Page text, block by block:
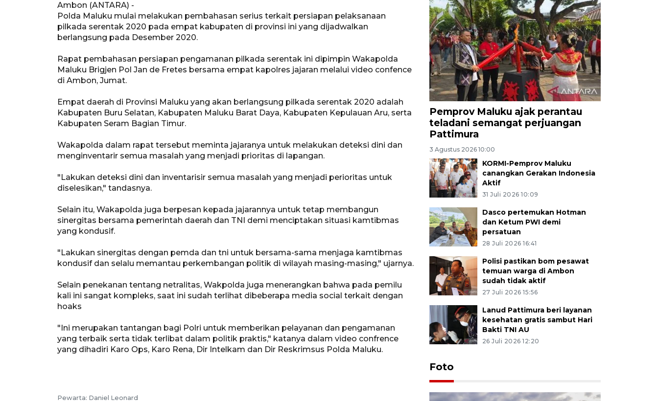
Ambon (ANTARA) -
Polda Maluku mulai melakukan pembahasan serius terkait persiapan pelaksanaan
pilkada serentak 2020 pada empat kabupaten di provinsi ini yang dijadwalkan
berlangsung pada Desember 2020.
Rapat pembahasan persiapan pengamanan pilkada serentak ini dipimpin Wakapolda
Maluku Brigjen Pol Jan de Fretes bersama empat kapolres jajaran melalui video confence
di Ambon, Jumat.
Empat daerah di Provinsi Maluku yang akan berlangsung pilkada serentak 2020 adalah
Kabupaten Buru Selatan, Kabupaten Maluku Barat Daya, Kabupaten Kepulauan Aru, serta
Kabupaten Seram Bagian Timur.
Wakapolda dalam rapat tersebut meminta jajaranya untuk melakukan deteksi dini dan
menginventarir semua masalah yang menjadi prioritas di lapangan.
"Lakukan deteksi dini dan inventarisir semua masalah yang menjadi perioritas untuk
diselesikan," tandasnya.
Selain itu, Wakapolda juga berpesan kepada jajarannya untuk tetap membangun
sinergitas bersama pemerintah daerah dan TNI demi menciptakan situasi kamtibmas
yang kondusif.
"Lakukan sinergitas dengan pemda dan tni untuk bersama-sama menjaga kamtibmas
kondusif dan selalu memantau perkembangan politik di wilayah masing-masing," ujarnya.
Selain penekanan tentang netralitas, Wakpolda juga menerangkan bahwa pada pemilu
kali ini sangat kompleks, saat ini sudah terlihat dibeberapa media social terkait dengan
hoaks
"Ini merupakan tantangan bagi Polri untuk memberikan pelayanan dan pengamanan
yang terbaik serta tidak terlibat dalam politik praktis," katanya dalam video confrence
yang dihadiri Karo Ops, Karo Rena, Dir Intelkam dan Dir Reskrimsus Polda Maluku.
Pewarta: Daniel Leonard
Pemprov Maluku ajak perantau
teladani semangat perjuangan
Pattimura
3 Agustus 2026 10:00
KORMI-Pemprov Maluku
canangkan Gerakan Indonesia
Aktif
31 Juli 2026 10:09
Dasco pertemukan Hotman
dan Ketum PWI demi
persatuan
28 Juli 2026 16:41
Polisi pastikan bom pesawat
temuan warga di Ambon
sudah tidak aktif
27 Juli 2026 15:56
Lanud Pattimura beri layanan
kesehatan gratis sambut Hari
Bakti TNI AU
26 Juli 2026 12:20
Foto